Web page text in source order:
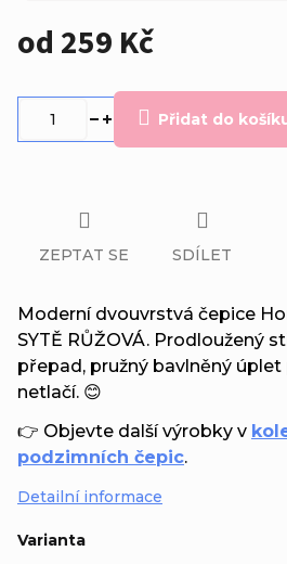
od 259 Kč
Varianta
Přidat do
Moderní dvouvrstvá čepice
SYTĚ RŮŽOVÁ. Prodloužený
přepad, pružný bavlněný
netlačí. 😊
👉 Objevte další výrobky v
podzimních čepic.
Detailní informace
ZEPTAT SE SDÍLET